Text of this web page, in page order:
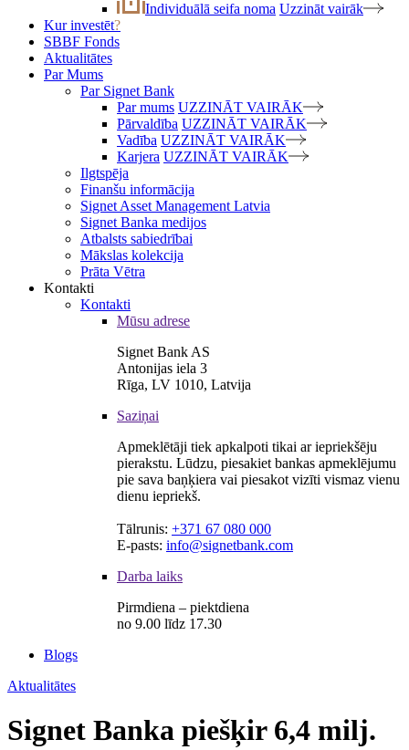
Individuālā seifa noma Uzzināt vairāk
Kur investēt?
SBBF Fonds
Aktualitātes
Par Mums
Par Signet Bank
Par mums UZZINĀT VAIRĀK
Pārvaldība UZZINĀT VAIRĀK
Vadība UZZINĀT VAIRĀK
Karjera UZZINĀT VAIRĀK
Ilgtspēja
Finanšu informācija
Signet Asset Management Latvia
Signet Banka medijos
Atbalsts sabiedrībai
Mākslas kolekcija
Prāta Vētra
Kontakti
Kontakti
Mūsu adrese
Signet Bank AS
Antonijas iela 3
Rīga, LV 1010, Latvija
Saziņai
Apmeklētāji tiek apkalpoti tikai ar iepriekšēju
pierakstu. Lūdzu, piesakiet bankas apmeklējumu
pie sava baņķiera vai piesakot vizīti vismaz vienu
dienu iepriekš.
Tālrunis: +371 67 080 000
E-pasts: info@signetbank.com
Darba laiks
Pirmdiena – piektdiena
no 9.00 līdz 17.30
Blogs
Aktualitātes
Signet Banka piešķir 6,4 milj.